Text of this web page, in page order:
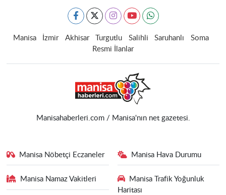
Manisa İzmir Akhisar Turgutlu Salihli Saruhanlı
Soma
Resmi İlanlar
Manisahaberleri.com / Manisa'nın net gazetesi.
Manisa Nöbetçi Eczaneler Manisa Hava Durumu
Manisa Namaz Vakitleri
Manisa Trafik Yoğunluk
Haritası